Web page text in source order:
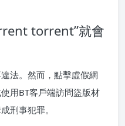
torrent”就會
法。然而，點擊虛假網
用BT客戶端訪問盜版材
刑事犯罪。